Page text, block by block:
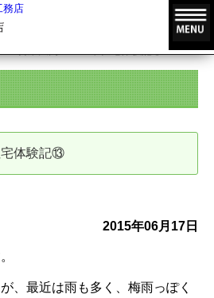
務店
宅体験記⑬
2015年06月17日
、最近は雨も多く、梅雨っぽく